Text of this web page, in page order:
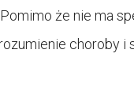
że nie ma
choroby